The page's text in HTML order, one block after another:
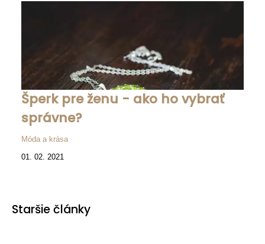
Šperk pre ženu - ako ho vybrať
správne?
Móda a krása
01. 02. 2021
Staršie články